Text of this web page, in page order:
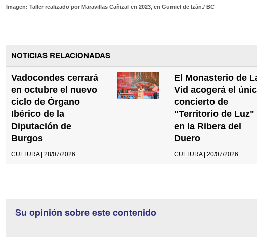
Imagen: Taller realizado por Maravillas Cañizal en 2023, en Gumiel de Izán./ BC
NOTICIAS RELACIONADAS
Vadocondes cerrará
en octubre el nuevo
ciclo de Órgano
Ibérico de la
Diputación de
Burgos
CULTURA | 28/07/2026
El Monasterio de
Vid acogerá el
concierto de
"Territorio de Luz"
en la Ribera del
Duero
CULTURA | 20/07/2026
Su opinión sobre este contenido